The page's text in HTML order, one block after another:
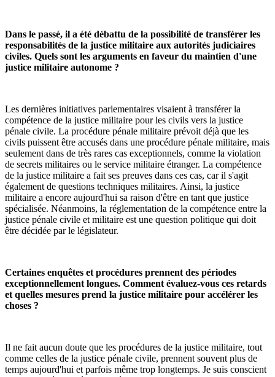
Dans le passé, il a été débattu de la possibilité de transférer les
responsabilités de la justice militaire aux autorités judiciaires
civiles. Quels sont les arguments en faveur du maintien d'une
justice militaire autonome ?
Les dernières initiatives parlementaires visaient à transférer la
compétence de la justice militaire pour les civils vers la justice
pénale civile. La procédure pénale militaire prévoit déjà que les
civils puissent être accusés dans une procédure pénale militaire, mais
seulement dans de très rares cas exceptionnels, comme la violation
de secrets militaires ou le service militaire étranger. La compétence
de la justice militaire a fait ses preuves dans ces cas, car il s'agit
également de questions techniques militaires. Ainsi, la justice
militaire a encore aujourd'hui sa raison d'être en tant que justice
spécialisée. Néanmoins, la réglementation de la compétence entre la
justice pénale civile et militaire est une question politique qui doit
être décidée par le législateur.
Certaines enquêtes et procédures prennent des périodes
exceptionnellement longues. Comment évaluez-vous ces retards
et quelles mesures prend la justice militaire pour accélérer les
choses ?
Il ne fait aucun doute que les procédures de la justice militaire, tout
comme celles de la justice pénale civile, prennent souvent plus de
temps aujourd'hui et parfois même trop longtemps. Je suis conscient